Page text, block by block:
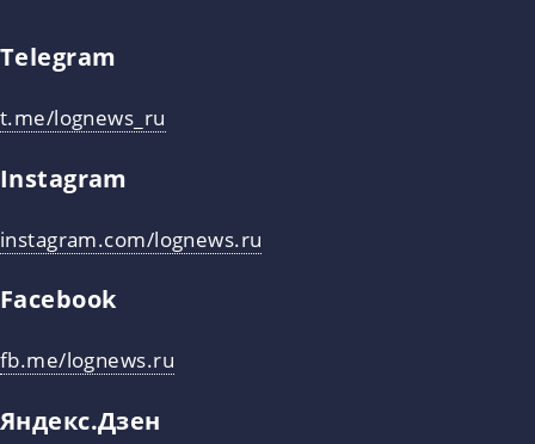
Telegram
t.me/lognews_ru
Instagram
instagram.com/lognews.ru
Facebook
fb.me/lognews.ru
Яндекс.Дзен